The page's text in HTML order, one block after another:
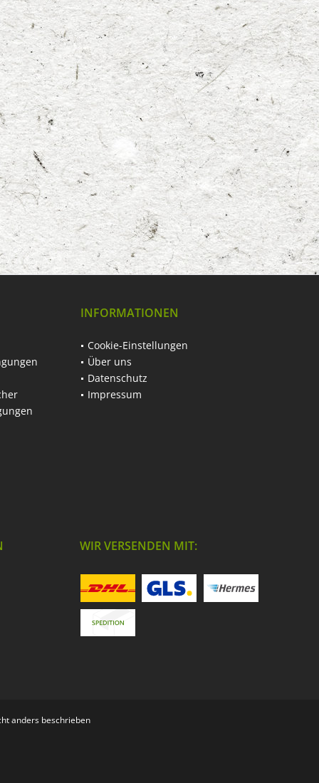
INFORMATIONEN
Cookie-Einstellungen
Über uns
Datenschutz
Impressum
WIR VERSENDEN MIT:
anders beschrieben